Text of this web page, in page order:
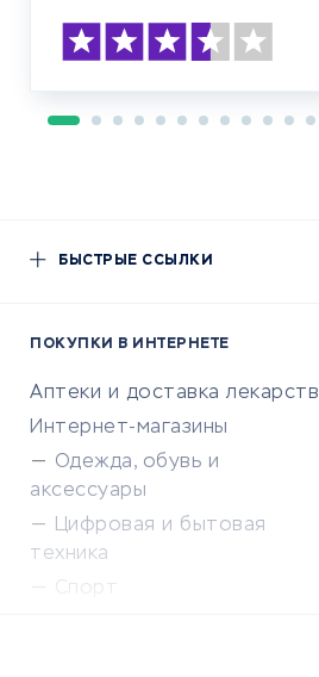
БЫСТРЫЕ ССЫЛКИ
ПОКУПКИ В ИНТЕРНЕТЕ
Аптеки и доставка лекарств
Интернет-магазины
Одежда, обувь и
аксессуары
Цифровая и бытовая
техника
Спорт